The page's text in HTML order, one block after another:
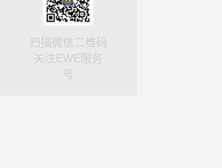
扫描微信二维码
关注EWE服务
号